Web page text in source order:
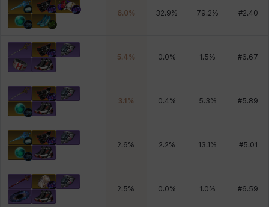
6.0% 32.9% 79.2% #2.40
5.4% 0.0% 1.5% #6.67
3.1 % 0.4% 5.3% #5.89
2.6% 2.2% 13.1 % #5.01
2.5% 0.0% 1.0% #6.59